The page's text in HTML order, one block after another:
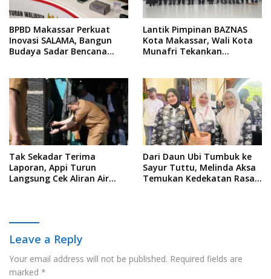
BPBD Makassar Perkuat
Inovasi SALAMA, Bangun
Budaya Sadar Bencana
Lantik Pimpinan BAZNAS
Kota Makassar, Wali Kota
Munafri Tekankan
Data
Tak Sekadar Terima
Laporan, Appi Turun
Langsung Cek Aliran Air
Dari Daun Ubi Tumbuk ke
Sayur Tuttu, Melinda Aksa
Temukan Kedekatan Rasa
Leave a Reply
Your email address will not be published. Required fields are
marked *